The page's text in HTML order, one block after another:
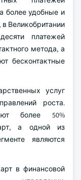
более удобные и
Великобритании
платежей
метода, а
бесконтактные
услуг
роста.
более 50%
а одной из
являются
в финансовой